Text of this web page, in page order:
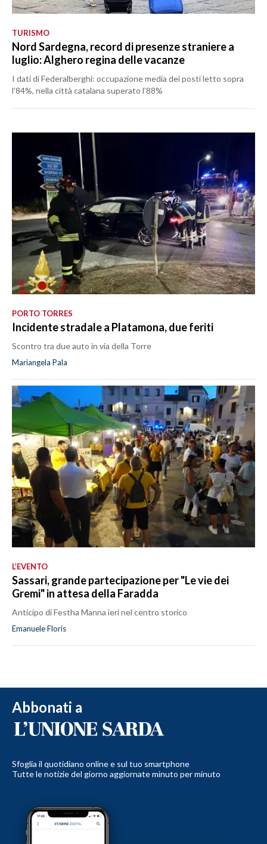
TURISMO
Nord Sardegna, record di presenze straniere a
luglio: Alghero regina delle vacanze
I dati di Federalberghi: occupazione media dei posti letto sopra
l’84%, nella città catalana superato l’88%
PORTO TORRES
Incidente stradale a Platamona, due feriti
Scontro tra due auto in via della Torre
Mariangela Pala
L’EVENTO
Sassari, grande partecipazione per "Le vie dei
Gremi" in attesa della Faradda
Anticipo di Festha Manna ieri nel centro storico
Emanuele Floris
Abbonati a
Sfoglia il quotidiano online e sul tuo smartphone
Tutte le notizie del giorno aggiornate minuto per minuto